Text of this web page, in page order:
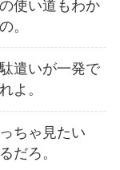
使い道もわか
。
遣いが一発で
よ。
ちゃ見たい
だろ。